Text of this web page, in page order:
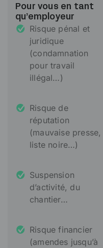
Pour vous en tant
qu’employeur
Risque pénal et
juridique
(condamnation
pour travail
illégal…)
Risque de
réputation
(mauvaise presse,
liste noire…)
Suspension
d’activité, du
chantier…
Risque financier
(amendes jusqu’à